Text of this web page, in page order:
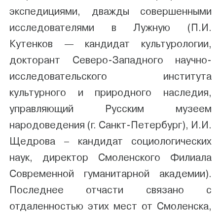
экспедициями, дважды совершенными
исследователями в Лужную (П.И.
Кутенков — кандидат культурологии,
докторант Северо-Западного научно-
исследовательского института
культурного и природного наследия,
управляющий Русским музеем
народоведения (г. Санкт-Петербург), И.И.
Щедрова – кандидат социологических
наук, директор Смоленского Филиала
Современной гуманитарной академии).
Последнее отчасти связано с
отдаленностью этих мест от Смоленска,